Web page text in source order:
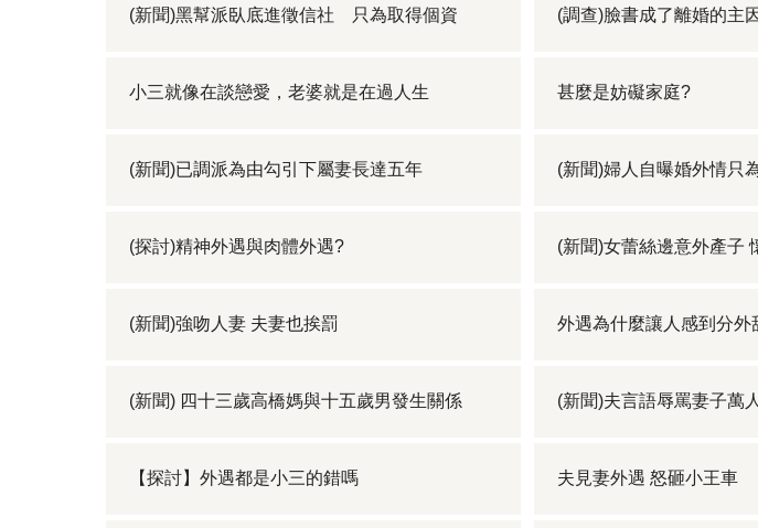
(新聞)黑幫派臥底進徵信社 只為取得個資 (調查)臉書成了離婚的主因
小三就像在談戀愛，老婆就是在過人生 甚麼是妨礙家庭?
(新聞)已調派為由勾引下屬妻長達五年 (新聞)婦人自曝婚外情只
(探討)精神外遇與肉體外遇? (新聞)女蕾絲邊意外產子
(新聞)強吻人妻 夫妻也挨罰 外遇為什麼讓人感到分外
(新聞) 四十三歲高橋媽與十五歲男發生關係 (新聞)夫言語辱罵妻子萬
【探討】外遇都是小三的錯嗎 夫見妻外遇 怒砸小王車